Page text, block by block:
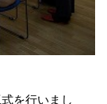
を行いまし